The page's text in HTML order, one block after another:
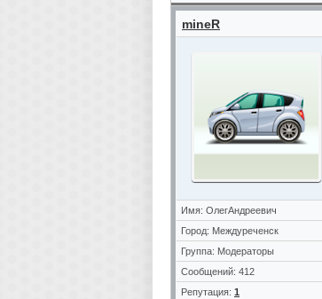
mineR
Имя: ОлегАндреевич
Город: Междуреченск
Группа: Модераторы
Сообщений: 412
Репутация: 1